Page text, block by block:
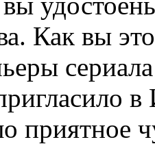
Как вы
приятное